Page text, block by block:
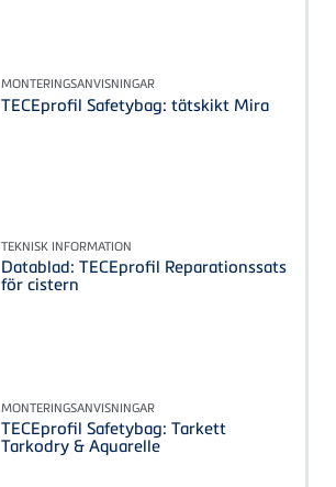
MONTERINGSANVISNINGAR
TECEprofil Safetybag: tätskikt Mira
TEKNISK INFORMATION
Datablad: TECEprofil Reparationssats
för cistern
MONTERINGSANVISNINGAR
TECEprofil Safetybag: Tarkett
Tarkodry & Aquarelle